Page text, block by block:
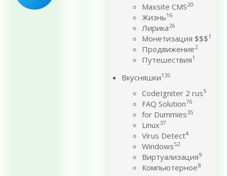
Maxsite CMS20
Жизнь16
Лирика26
Монетизация $$$1
Продвижение2
Путешествия1
Вкусняшки135
CodeIgniter 2 rus5
FAQ Solution76
for Dummies35
Linux37
Virus Detect4
Windows52
Виртуализация9
Компьютерное8